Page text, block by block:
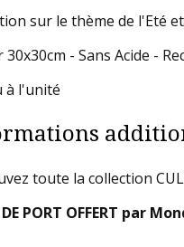
sur le thème de l'Eté
30x30cm - Sans Acide -
à l'unité
toute la collection
DE PORT OFFERT par